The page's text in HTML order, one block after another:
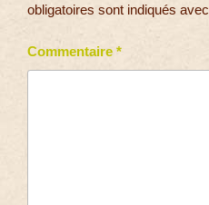
obligatoires sont indiqués avec
Commentaire *